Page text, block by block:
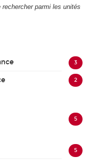
parmi les unités
3
2
5
5